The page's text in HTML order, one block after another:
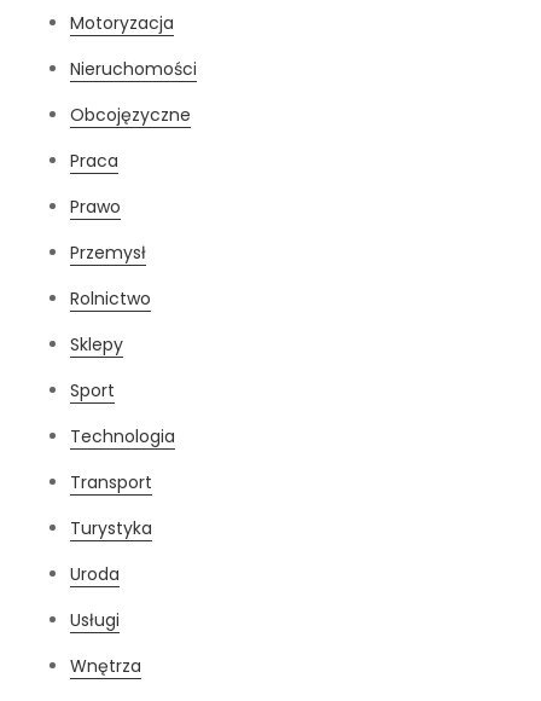
Motoryzacja
Nieruchomości
Obcojęzyczne
Praca
Prawo
Przemysł
Rolnictwo
Sklepy
Sport
Technologia
Transport
Turystyka
Uroda
Usługi
Wnętrza